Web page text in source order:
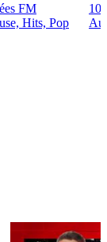
FM
Hits, Pop